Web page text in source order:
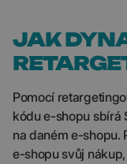
JAK
Pomocí
kódu e-shopu sbírá
na daném e-shopu.
e-shopu svůj